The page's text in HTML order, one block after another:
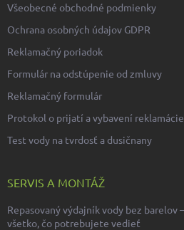
Všeobecné obchodné podmienky
Ochrana osobných údajov GDPR
Reklamačný poriadok
Formulár na odstúpenie od zmluvy
Reklamačný formulár
Protokol o prijatí a vybavení reklamácie
Test vody na tvrdosť a dusičnany
SERVIS A MONTÁŽ
Repasovaný výdajník vody bez barelov
všetko, čo potrebujete vedieť